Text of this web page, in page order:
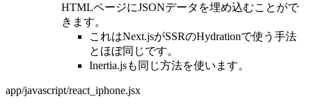
HTMLページにJSONデータを埋め込むことがで
きます。
これはNext.jsがSSRのHydrationで使う手法
とほぼ同じです。
Inertia.jsも同じ方法を使います。
app/javascript/react_iphone.jsx